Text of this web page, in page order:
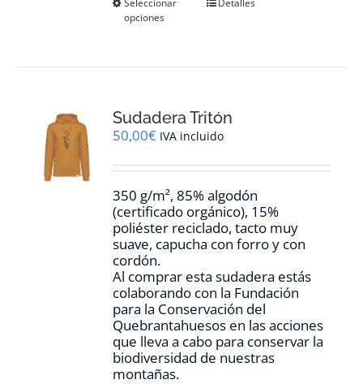
Seleccionar
opciones
Este
se
pueden
en
página
de
producto
Detalles
Sudadera Tritón
50,00€ IVA incluido
350 g/m², 85% algodón
(certificado orgánico), 15%
poliéster reciclado, tacto muy
suave, capucha con forro y con
cordón.
Al comprar esta sudadera estás
colaborando con la Fundación
para la Conservación del
Quebrantahuesos en las acciones
que lleva a cabo para conservar la
biodiversidad de nuestras
montañas.